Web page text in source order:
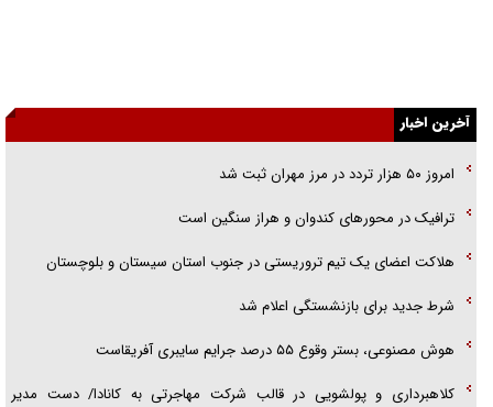
جزئیات شکنجه‌هایم فراتر از آن است که در بیان بگنجد!
گزارش «جوان» از قوانین سخت‌گیرانه ۶ قاره در برابر یورش به پاسگاه‌های
پلیس
تحلیل ابعاد پیام رهبر انقلاب به حزب‌الله/ مقاومت نقشه راه آینده غرب آسیا
آخرین اخبار
امروز ۵۰ هزار تردد در مرز مهران ثبت شد
ترافیک در محور‌های کندوان و هراز سنگین است
هلاکت اعضای یک تیم تروریستی در جنوب استان سیستان و بلوچستان
شرط جدید برای بازنشستگی اعلام شد
هوش مصنوعی، بستر وقوع ۵۵ درصد جرایم سایبری آفریقاست
کلاهبرداری و پولشویی در قالب شرکت مهاجرتی به کانادا/ دست مدیر